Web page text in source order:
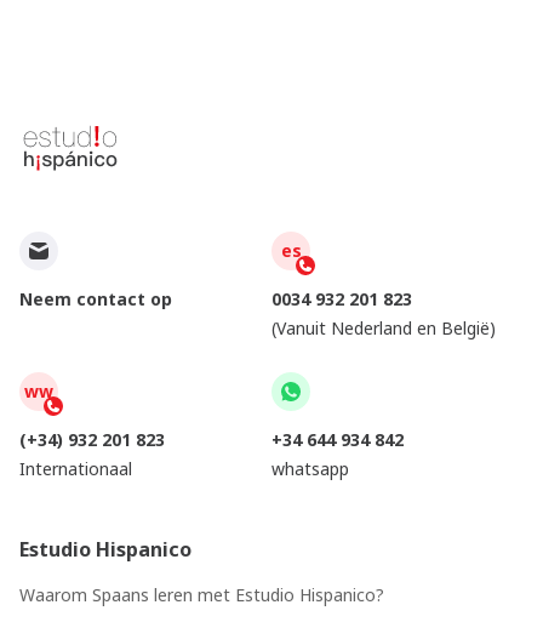
Neem contact op
es
0034 932 201 823
(Vanuit Nederland en België)
ww
(+34) 932 201 823
Internationaal
+34 644 934 842
whatsapp
Estudio Hispanico
Waarom Spaans leren met Estudio Hispanico?